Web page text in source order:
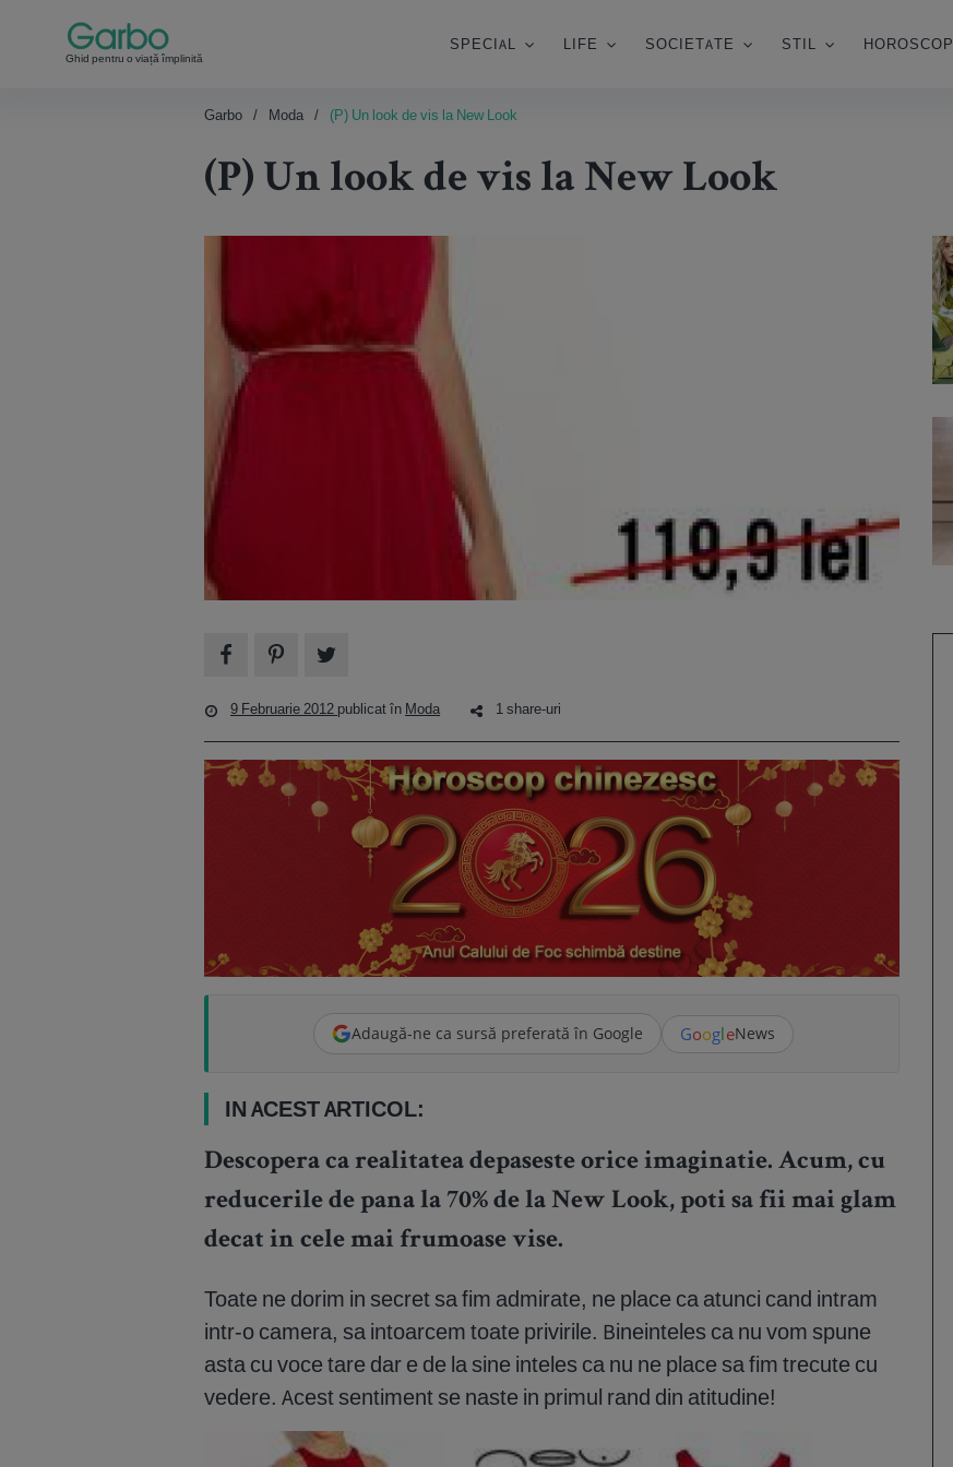
Ghid pentru o viață împlinită
SPECIAL LIFE SOCIETATE STIL HOROSCOP
Garbo Moda (P) Un look de vis la New Look
(P) Un look de vis la New Look
9 Februarie 2012 publicat în Moda 1 share-uri
Adaugă-ne ca sursă preferată în Google GoogleNews
IN ACEST ARTICOL:
Descopera ca realitatea depaseste orice imaginatie. Acum, cu
reducerile de pana la 70% de la New Look, poti sa fii mai glam
decat in cele mai frumoase vise.
Toate ne dorim in secret sa fim admirate, ne place ca atunci cand intram
intr-o camera, sa intoarcem toate privirile. Bineinteles ca nu vom spune
asta cu voce tare dar e de la sine inteles ca nu ne place sa fim trecute cu
vedere. Acest sentiment se naste in primul rand din atitudine!